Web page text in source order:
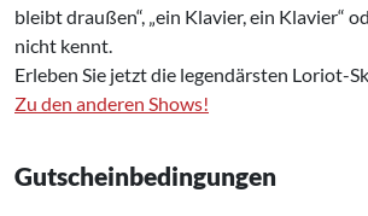
bleibt draußen“, „ein Klavier, ein Klavier“
nicht kennt.
Erleben Sie jetzt die legendärsten Loriot-
Zu den anderen Shows!
Gutscheinbedingungen